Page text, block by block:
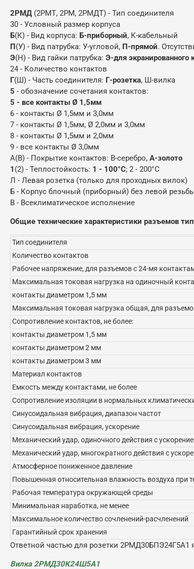
2РМД (2РМТ, 2РМ, 2РМДТ) - Тип соединителя
30 - Условный размер корпуса
Б(К) - Вид корпуса: Б-приборный, К-кабельный
П(У) - Вид патрубка: У-угловой, П-прямой.
Э(Н) - Вид гайки патрубка: Э-для экранированного
24 - Количество контактов
Г(Ш) - Часть соединителя: Г-розетка, Ш-вилка
5 - обозначение сочетания контактов:
5 - все контакты Ø 1,5мм
6 - контакты Ø 1,5мм и 3,0мм
7 - контакты Ø 1,5мм, Ø 2,0мм и 3,0мм
8 - контакты Ø 1,5мм и 2,0мм
9 - все контакты Ø 3,0мм
А(В) - Покрытие контактов: В-серебро, А-золото
1 (2) - Теплостойкость: 1 - 100°С; 2 - 200°С
Л - Левая розетка (только для проходных вилок)
Б - Корпус блочный (приборный) без левой
В - Всеклиматическое исполнение
Общие технические характеристики разъемов
Тип соединителя
Количество контактов
Рабочее напряжение, для разъемов с 24-мя
Максимальная токовая нагрузка на одиночный
контакты диаметром 1,5 мм
Максимальная токовая нагрузка общая, для
Сопротивление контактов, не более:
контакты диаметром 1,5 мм
контакты диаметром 2 мм
контакты диаметром 3 мм
Материал контактов
Емкость между контактами, не более
Сопротивление изоляции в нормальных
Синусоидальная вибрация, диапазон частот
Синусоидальная вибрация, ускорение
Механический удар, одиночного действия с
Механический удар, многократного действия с
Атмосферное пониженное давление
Повышенная относительная влажность воздуха при
Рабочая температура окружающей среды
Минимальная наработка, не менее
Максимальное количество сочленений-расчленений
Гарантийный срок хранения
Ответной частью для розетки 2РМД30БПЭ24Г5А1
Вилка 2РМД30К24Ш5А1